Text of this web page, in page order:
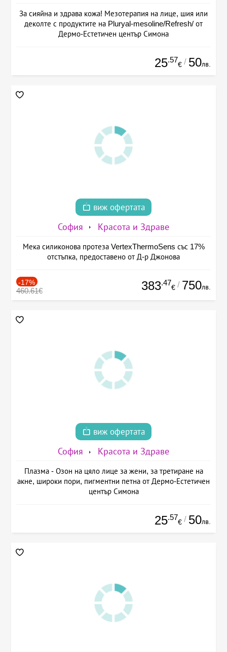
За сияйна и здрава кожа! Мезотерапия на лице, шия или
деколте с продуктите на Pluryal-mesoline/Refresh/ от
Дермо-Естетичен център Симона
25.57
€ / 50лв.
виж офертата
София Красота и Здраве
Мека силиконова протеза VertexThermoSens със 17%
отстъпка, предоставено от Д-р Джонова
-17%
460.61€ 383.47
€ / 750лв.
виж офертата
София Красота и Здраве
Плазма - Озон на цяло лице за жени, за третиране на
акне, широки пори, пигментни петна от Дермо-Естетичен
център Симона
25.57
€ / 50лв.